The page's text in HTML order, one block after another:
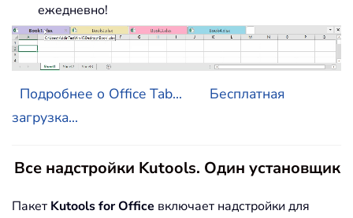
ежедневно!
Подробнее о Office Tab...
Бесплатная
загрузка...
Все надстройки Kutools. Один установщик
Пакет Kutools for Office включает надстройки для